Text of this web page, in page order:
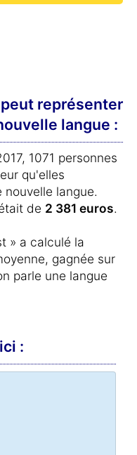
représenter
langue :
1071 personnes
qu'elles
langue.
de 2 381 euros.
» a calculé la
gagnée sur
parle une langue
: